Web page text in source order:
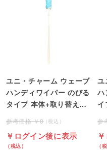
ユニ・チャーム ウェーブ
ハンディワイパー のびる
タイプ 本体+取り替えシ
0
ログイン後に表示
ユ
ハ
イ